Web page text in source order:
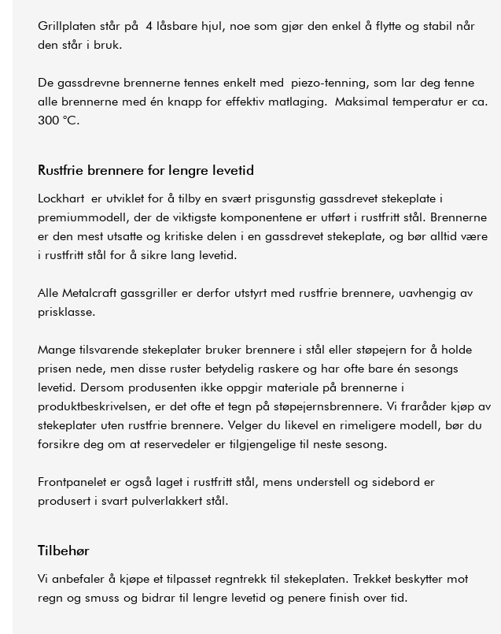
Grillplaten står på 4 låsbare hjul, noe som gjør den enkel å flytte og stabil når
den står i bruk.
De gassdrevne brennerne tennes enkelt med piezo-tenning, som lar deg tenne
alle brennerne med én knapp for effektiv matlaging. Maksimal temperatur er ca.
300 °C.
Rustfrie brennere for lengre levetid
Lockhart er utviklet for å tilby en svært prisgunstig gassdrevet stekeplate i
premiummodell, der de viktigste komponentene er utført i rustfritt stål. Brennerne
er den mest utsatte og kritiske delen i en gassdrevet stekeplate, og bør alltid være
i rustfritt stål for å sikre lang levetid.
Alle Metalcraft gassgriller er derfor utstyrt med rustfrie brennere, uavhengig av
prisklasse.
Mange tilsvarende stekeplater bruker brennere i stål eller støpejern for å holde
prisen nede, men disse ruster betydelig raskere og har ofte bare én sesongs
levetid. Dersom produsenten ikke oppgir materiale på brennerne i
produktbeskrivelsen, er det ofte et tegn på støpejernsbrennere. Vi fraråder kjøp av
stekeplater uten rustfrie brennere. Velger du likevel en rimeligere modell, bør du
forsikre deg om at reservedeler er tilgjengelige til neste sesong.
Frontpanelet er også laget i rustfritt stål, mens understell og sidebord er
produsert i svart pulverlakkert stål.
Tilbehør
Vi anbefaler å kjøpe et tilpasset regntrekk til stekeplaten. Trekket beskytter mot
regn og smuss og bidrar til lengre levetid og penere finish over tid.